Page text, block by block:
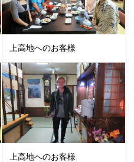
上高地へのお客様
上高地へのお客様